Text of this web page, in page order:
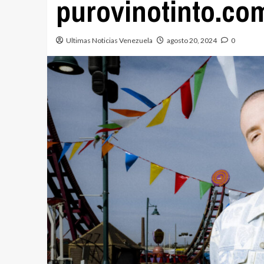
Ultimas Noticias Venezuela agosto 20, 2024 0